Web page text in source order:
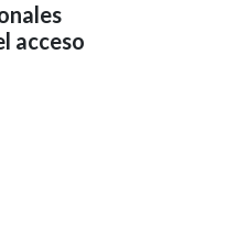
acceso